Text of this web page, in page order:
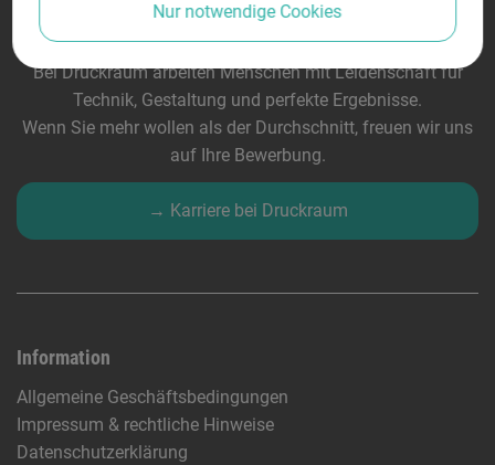
Bei Druckraum arbeiten Menschen mit Leidenschaft für
Technik, Gestaltung und perfekte Ergebnisse.
Wenn Sie mehr wollen als der Durchschnitt, freuen wir uns
auf Ihre Bewerbung.
→ Karriere bei Druckraum
Information
Allgemeine Geschäftsbedingungen
Impressum & rechtliche Hinweise
Datenschutzerklärung
Nur notwendige Cookies